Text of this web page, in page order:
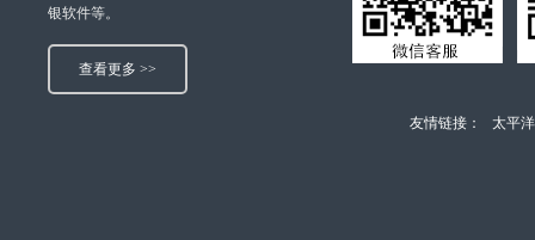
银软件等。
查看更多 >>
友情链接： 太平